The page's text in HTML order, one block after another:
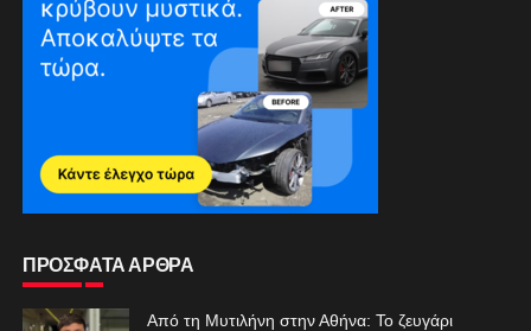
ΠΡΟΣΦΑΤΑ ΑΡΘΡΑ
Από τη Μυτιλήνη στην Αθήνα: Το ζευγάρι